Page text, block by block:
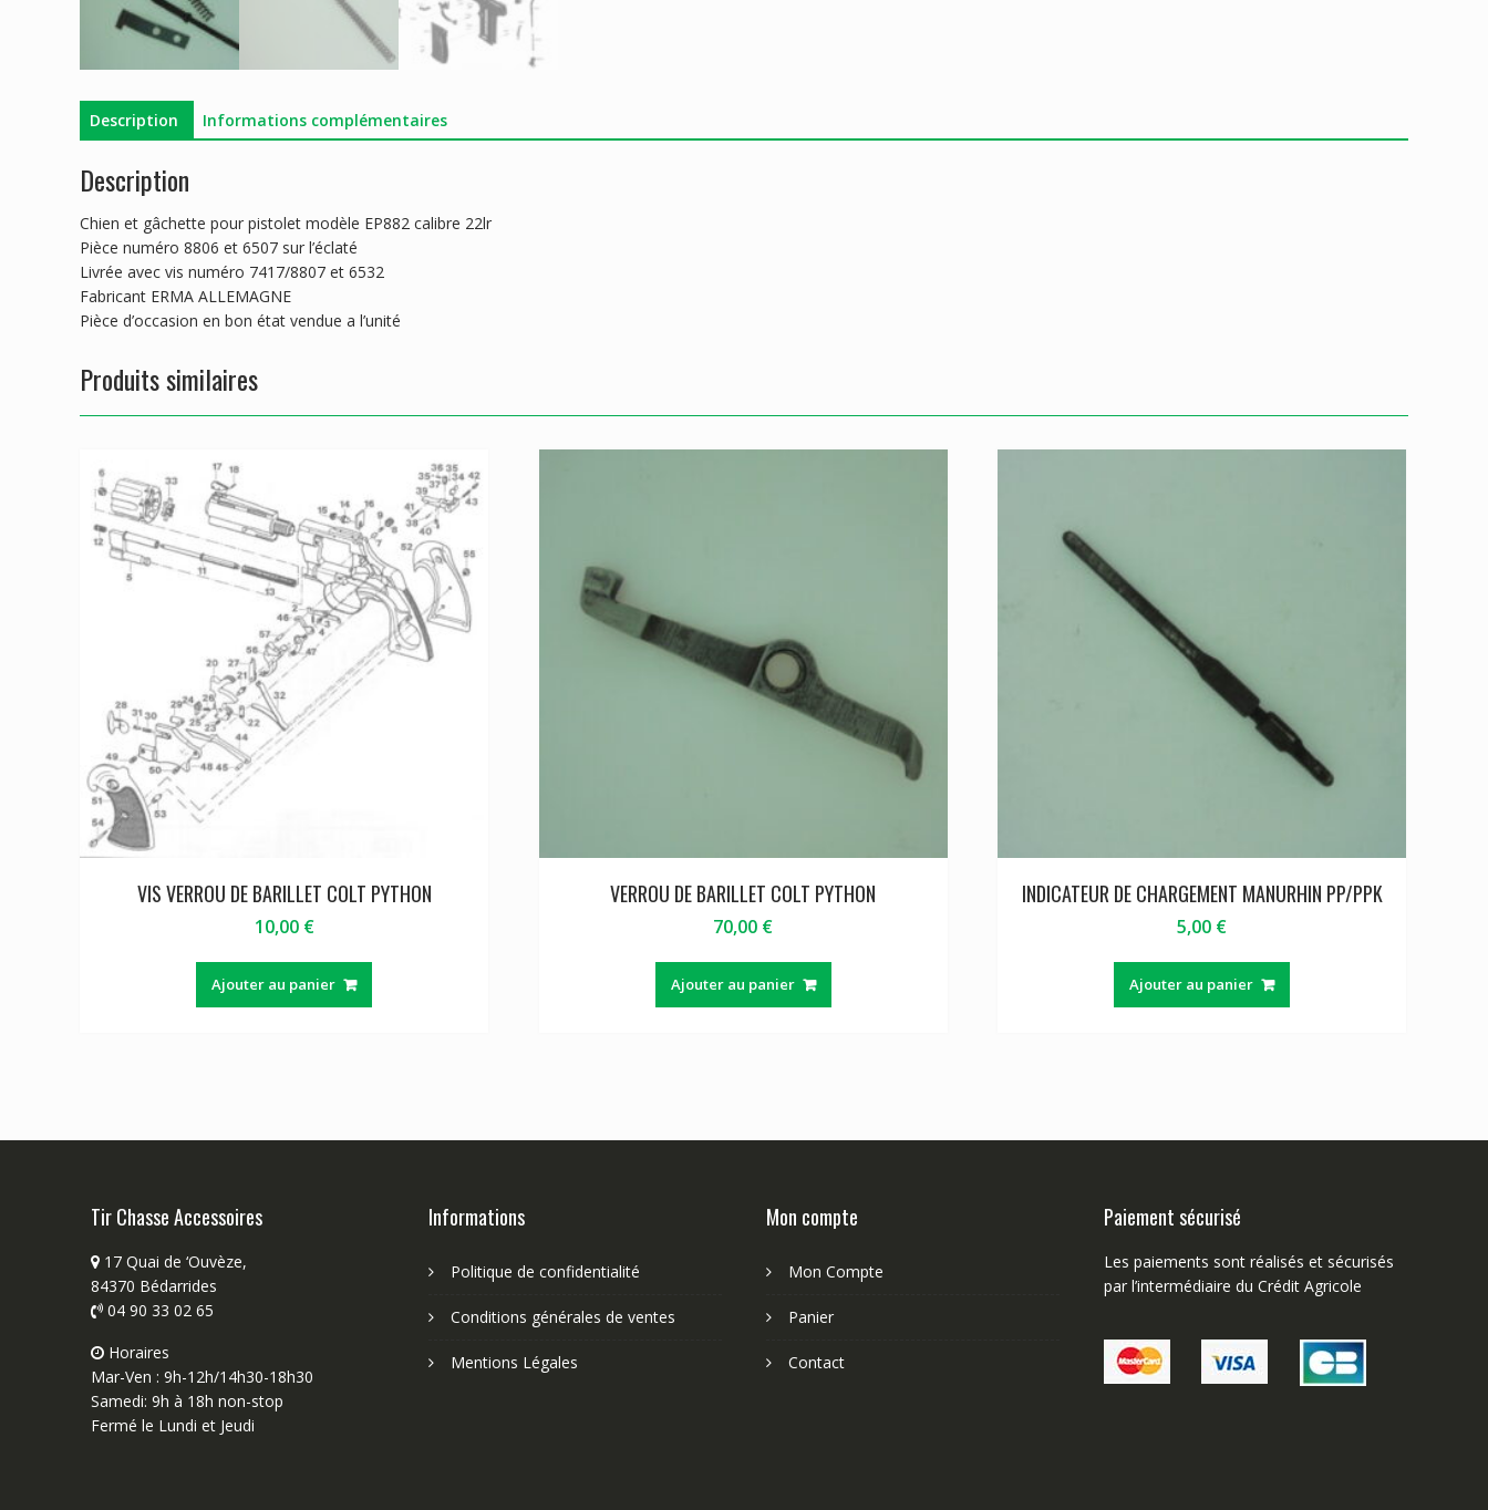
Description Informations complémentaires
Description
Chien et gâchette pour pistolet modèle EP882 calibre 22lr
Pièce numéro 8806 et 6507 sur l’éclaté
Livrée avec vis numéro 7417/8807 et 6532
Fabricant ERMA ALLEMAGNE
Pièce d’occasion en bon état vendue a l’unité
Produits similaires
VIS VERROU DE BARILLET COLT PYTHON
10,00 €
Ajouter au panier
VERROU DE BARILLET COLT PYTHON
70,00 €
Ajouter au panier
INDICATEUR DE CHARGEMENT MANURHIN PP/PPK
5,00 €
Ajouter au panier
Tir Chasse Accessoires
17 Quai de ‘Ouvèze,
84370 Bédarrides
04 90 33 02 65
Horaires
Mar-Ven : 9h-12h/14h30-18h30
Samedi: 9h à 18h non-stop
Fermé le Lundi et Jeudi
Informations
Politique de confidentialité
Conditions générales de ventes
Mentions Légales
Mon compte
Mon Compte
Panier
Contact
Paiement sécurisé
Les paiements sont réalisés et sécurisés
par l’intermédiaire du Crédit Agricole